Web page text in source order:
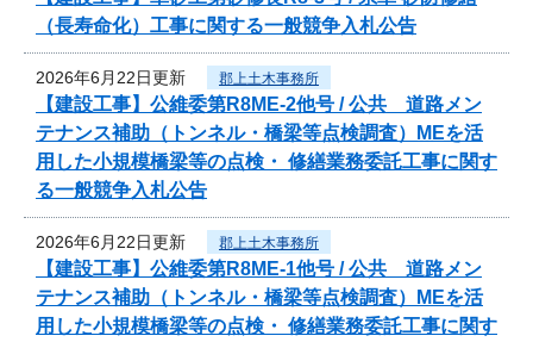
（長寿命化）工事に関する一般競争入札公告
2026年6月22日更新 郡上土木事務所
【建設工事】公維委第R8ME-2他号 / 公共 道路メン
テナンス補助（トンネル・橋梁等点検調査）MEを活
用した小規模橋梁等の点検・ 修繕業務委託工事に関す
る一般競争入札公告
2026年6月22日更新 郡上土木事務所
【建設工事】公維委第R8ME-1他号 / 公共 道路メン
テナンス補助（トンネル・橋梁等点検調査）MEを活
用した小規模橋梁等の点検・ 修繕業務委託工事に関す